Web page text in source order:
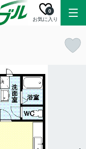
お気に入り
0